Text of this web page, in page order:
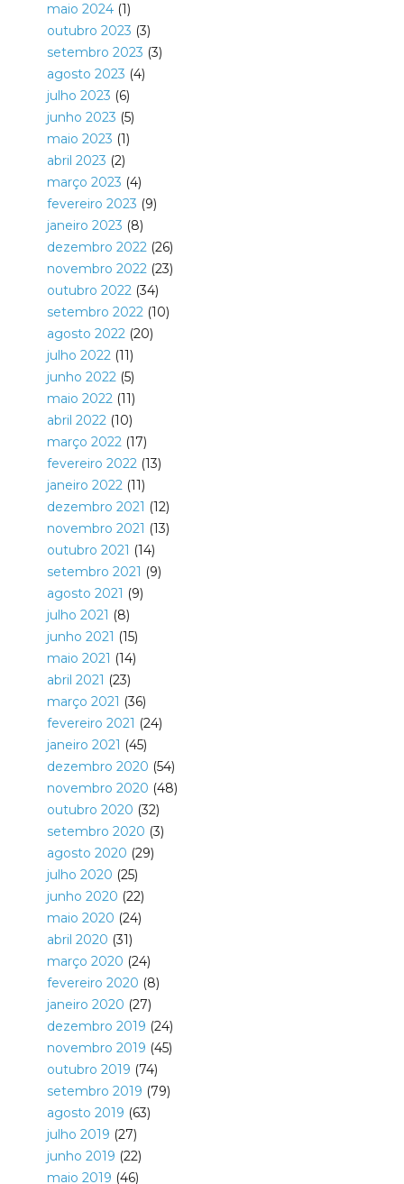
maio 2024(1)
outubro 2023 (3)
setembro 2023 (3)
agosto 2023 (4)
julho 2023 (6)
junho 2023 (5)
maio 2023 (1)
abril 2023 (2)
março 2023 (4)
fevereiro 2023 (9)
janeiro 2023 (8)
dezembro 2022(26)
novembro 2022(23)
outubro 2022(34)
setembro 2022(10)
agosto 2022(20)
julho 2022(11)
junho 2022(5)
maio 2022(11)
abril 2022(10)
março 2022(17)
fevereiro 2022(13)
janeiro 2022(11)
dezembro 2021 (12)
novembro 2021 (13)
outubro 2021 (14)
setembro 2021 (9)
agosto 2021 (9)
julho 2021 (8)
junho 2021 (15)
maio 2021 (14)
abril 2021 (23)
março 2021 (36)
fevereiro 2021 (24)
janeiro 2021 (45)
dezembro 2020 (54)
novembro 2020 (48)
outubro 2020 (32)
setembro 2020 (3)
agosto 2020 (29)
julho 2020 (25)
junho 2020 (22)
maio 2020 (24)
abril 2020 (31)
março 2020 (24)
fevereiro 2020 (8)
janeiro 2020 (27)
dezembro 2019 (24)
novembro 2019 (45)
outubro 2019 (74)
setembro 2019 (79)
agosto 2019 (63)
julho 2019 (27)
junho 2019 (22)
maio 2019 (46)